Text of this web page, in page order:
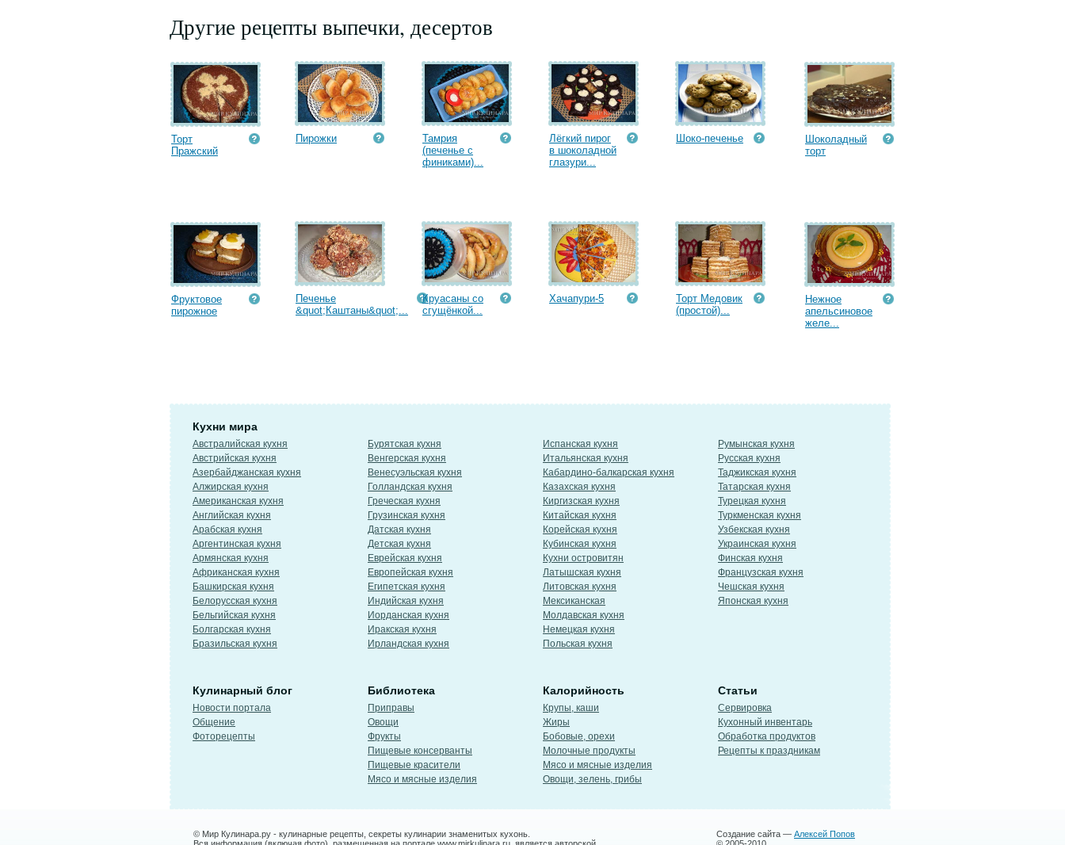
Другие рецепты выпечки, десертов
Торт
Пражский
Пирожки
Тамрия
(печенье с
финиками)...
Лёгкий пирог
в шоколадной
глазури...
Шоко-печенье
Шоколадный
торт
Фруктовое
пирожное
Печенье
&quot;Каштаны&quot;...
Круасаны со
сгущёнкой...
Хачапури-5
Торт Медовик
(простой)...
Нежное
апельсиновое
желе...
Кухни мира
Австралийская кухня
Австрийская кухня
Азербайджанская кухня
Алжирская кухня
Американская кухня
Английская кухня
Арабская кухня
Аргентинская кухня
Армянская кухня
Африканская кухня
Башкирская кухня
Белорусская кухня
Бельгийская кухня
Болгарская кухня
Бразильская кухня
Бурятская кухня
Венгерская кухня
Венесуэльская кухня
Голландская кухня
Греческая кухня
Грузинская кухня
Датская кухня
Детская кухня
Еврейская кухня
Европейская кухня
Египетская кухня
Индийская кухня
Иорданская кухня
Иракская кухня
Ирландская кухня
Испанская кухня
Итальянская кухня
Кабардино-балкарская кухня
Казахская кухня
Киргизская кухня
Китайская кухня
Корейская кухня
Кубинская кухня
Кухни островитян
Латышская кухня
Литовская кухня
Мексиканская
Молдавская кухня
Немецкая кухня
Польская кухня
Румынская кухня
Русская кухня
Таджикская кухня
Татарская кухня
Турецкая кухня
Туркменская кухня
Узбекская кухня
Украинская кухня
Финская кухня
Французская кухня
Чешская кухня
Японская кухня
Кулинарный блог
Новости портала
Общение
Фоторецепты
Библиотека
Приправы
Овощи
Фрукты
Пищевые консерванты
Пищевые красители
Мясо и мясные изделия
Калорийность
Крупы, каши
Жиры
Бобовые, орехи
Молочные продукты
Мясо и мясные изделия
Овощи, зелень, грибы
Статьи
Сервировка
Кухонный инвентарь
Обработка продуктов
Рецепты к праздникам
© Мир Кулинара.ру - кулинарные рецепты, секреты кулинарии знаменитых кухонь.
Создание сайта — Алексей Попов